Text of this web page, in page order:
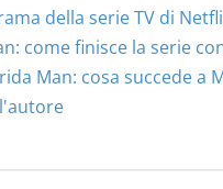
della serie TV di
come finisce la serie
Man: cosa succede a